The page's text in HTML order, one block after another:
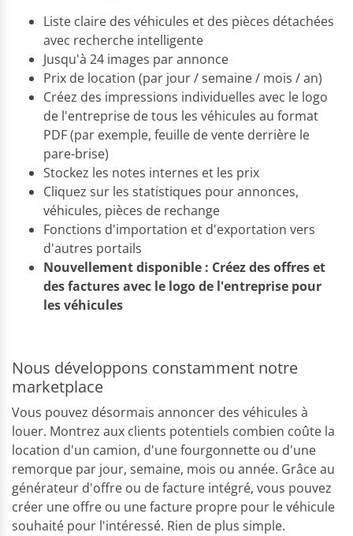
Liste claire des véhicules et des pièces détachées
avec recherche intelligente
Jusqu'à 24 images par annonce
Prix de location (par jour / semaine / mois / an)
Créez des impressions individuelles avec le logo
de l'entreprise de tous les véhicules au format
PDF (par exemple, feuille de vente derrière le
pare-brise)
Stockez les notes internes et les prix
Cliquez sur les statistiques pour annonces,
véhicules, pièces de rechange
Fonctions d'importation et d'exportation vers
d'autres portails
Nouvellement disponible : Créez des offres et
des factures avec le logo de l'entreprise pour
les véhicules
Nous développons constamment notre
marketplace
Vous pouvez désormais annoncer des véhicules à
louer. Montrez aux clients potentiels combien coûte la
location d'un camion, d'une fourgonnette ou d'une
remorque par jour, semaine, mois ou année. Grâce au
générateur d'offre ou de facture intégré, vous pouvez
créer une offre ou une facture propre pour le véhicule
souhaité pour l'intéressé. Rien de plus simple.